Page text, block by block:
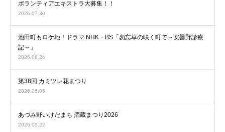
ボランティアエキストラ大募集！！
2026.07.30
池田町もロケ地！ドラマ NHK・BS「勿忘草の咲く町で～安曇野診療
記～」
2026.06.24
第38回 カミツレ花まつり
2026.06.05
あづみ野いけだまち 酒蔵まつり2026
2026.05.22